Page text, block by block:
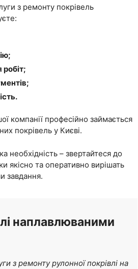
з ремонту покрівель
компанії професійно займається
покрівель у Києві.
необхідність – звертайтеся до
якісно та оперативно вирішать
завдання.
наплавлюваними
з ремонту рулонної покрівлі на